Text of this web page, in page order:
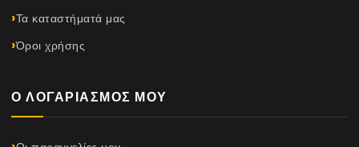
Τα καταστήματά μας
Όροι χρήσης
Ο ΛΟΓΑΡΙΑΣΜΌΣ ΜΟΥ